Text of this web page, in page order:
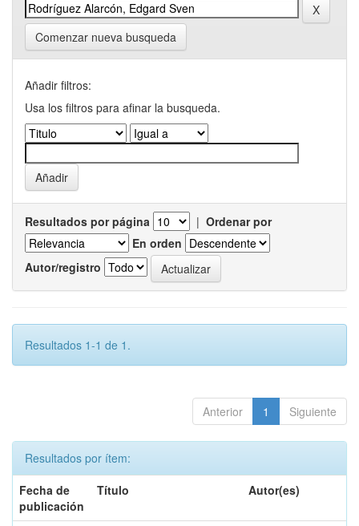
Comenzar nueva busqueda
Añadir filtros:
Usa los filtros para afinar la busqueda.
Resultados por página | Ordenar por
En orden
Autor/registro
Resultados 1-1 de 1.
Anterior 1 Siguiente
Resultados por ítem:
Fecha de
publicación
Título Autor(es)